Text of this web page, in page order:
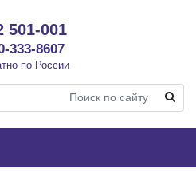
501-001
333-8607
по России